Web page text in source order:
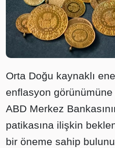
Orta Doğu kaynaklı
enflasyon görünümüne
ABD Merkez
patikasına ilişkin
bir öneme sahip